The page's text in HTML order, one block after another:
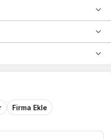
Firma Ekle